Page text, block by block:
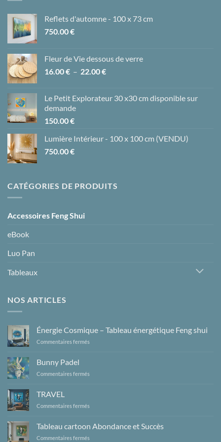
Reflets d'automne - 100 x 73 cm
750.00€
Fleur de Vie dessous de verre
16.00€ – 22.00€Plage
16.00 €
Le Petit Explorateur 30 x30 cm disponible sur
demande
150.00€
Lumière Intérieur - 100 x 100 cm (VENDU)
750.00€
CATÉGORIES DE PRODUITS
Accessoires Feng Shui
eBook
Luo Pan
Tableaux
NOS ARTICLES
Énergie Cosmique – Tableau énergétique Feng shui
Commentaires fermés
Tableau
Bunny Padel
Commentaires fermés
TRAVEL
Commentaires fermés
Tableau cartoon Abondance et Succès
Commentaires fermés